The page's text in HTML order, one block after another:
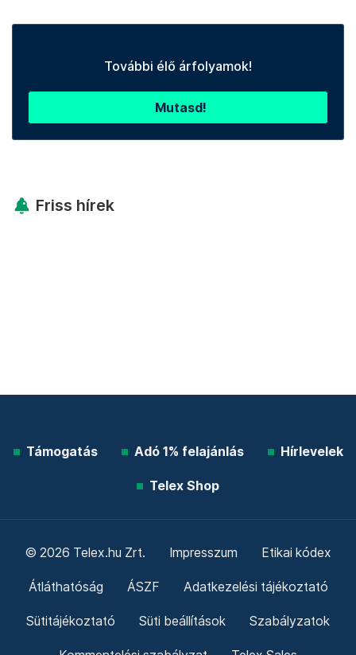
További élő árfolyamok!
Mutasd!
Friss hírek
Támogatás Adó 1% felajánlás Hírlevelek
Telex Shop
© 2026 Telex.hu Zrt. Impresszum Etikai kódex
Átláthatóság ÁSZF Adatkezelési tájékoztató
Sütitájékoztató Süti beállítások Szabályzatok